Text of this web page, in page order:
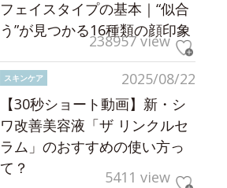
フェイスタイプの基本｜“似合
う”が見つかる16種類の顔印象
238957 view
2025/08/22
スキンケア
【30秒ショート動画】新・シ
ワ改善美容液「ザ リンクルセ
ラム」のおすすめの使い方っ
て？
5411 view